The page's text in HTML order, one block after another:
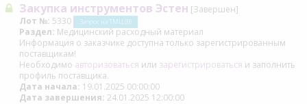
Закупка инструментов Эстен [Завершен]
Лот №: 5330 Запрос на ТМЦ (В)
Раздел: Медицинский расходный материал
Информация о заказчике доступна только зарегистрированным
поставщикам!
Необходимо авторизоваться или зарегистрироваться и заполнить
профиль поставщика.
Дата начала: 19.01.2025 00:00:00
Дата завершения: 24.01.2025 12:00:00